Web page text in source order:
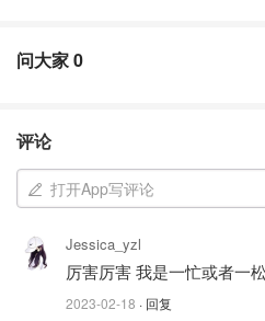
夜班，冬天根本爬不起來😂😂
從一星期出去跑跑步兩次偶爾
一星期2-3次的跟YouTube 像
coffee（有氧拉伸或阻力帶）,
成了 拉伸和25 下的舉重/25下
问大家0
评论
打开App写评论
Jessica_yzl
厉害厉害 我是一忙或者一
2023-02-18 · 回复